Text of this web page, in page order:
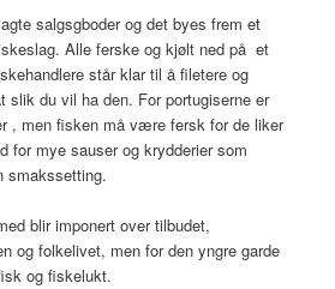
salgsgboder og det byes frem et
Alle ferske og kjølt ned på et
står klar til å filetere og
slik du vil ha den. For portugiserne er
, men fisken må være fersk for de liker
for mye sauser og krydderier som
smakssetting.
blir imponert over tilbudet,
og folkelivet, men for den yngre garde
og fiskelukt.